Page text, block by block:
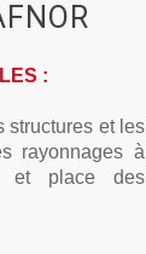
:
structures et les
rayonnages à
et place des